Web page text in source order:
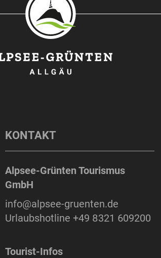
KONTAKT
Alpsee-Grünten Tourismus
GmbH
info@alpsee-gruenten.de
Urlaubshotline+49 8321 609200
Tourist-Infos